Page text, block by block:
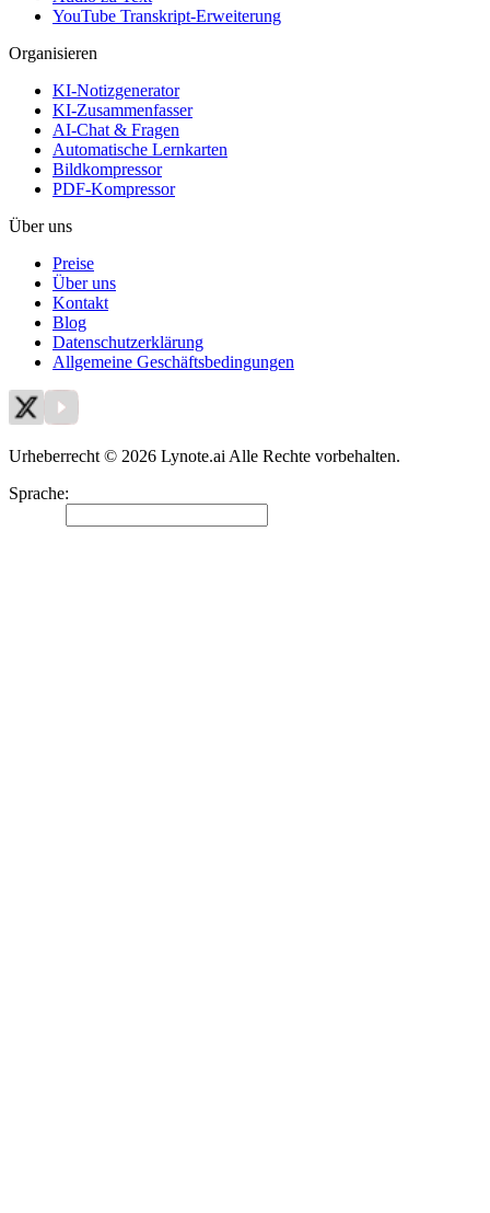
YouTube Transkript-Erweiterung
Organisieren
KI-Notizgenerator
KI-Zusammenfasser
AI-Chat & Fragen
Automatische Lernkarten
Bildkompressor
PDF-Kompressor
Über uns
Preise
Über uns
Kontakt
Blog
Datenschutzerklärung
Allgemeine Geschäftsbedingungen
Urheberrecht © 2026 Lynote.ai Alle Rechte vorbehalten.
Sprache: